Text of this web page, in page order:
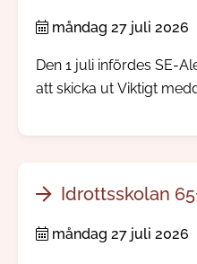
måndag 27 juli 2026
Den 1 juli infördes SE-
att skicka ut Viktigt
allvarligt händer. Ingen
Idrottsskolan
måndag 27 juli 2026